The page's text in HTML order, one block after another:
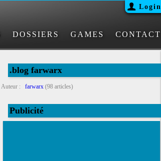
Login
DOSSIERS GAMES CONTACT
.blog farwarx
Auteur : farwarx (98 articles)
Publicité